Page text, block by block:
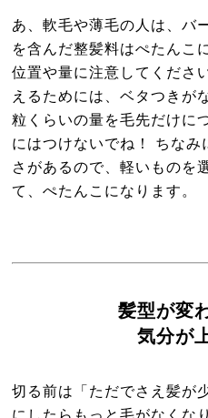
あ、軟毛や薄毛の人は、バ
を含んだ整髪料はぺたんこ
位置や量に注意してくださ
えるためには、ベタつきが
粒くらいの量を毛先だけに
にはつけないでね！ ちな
さがあるので、軽いものを
て、ぺたんこになります。
髪型が変
気分が
切る前は「ただでさえ髪が
にしたらもっと毛がなくな